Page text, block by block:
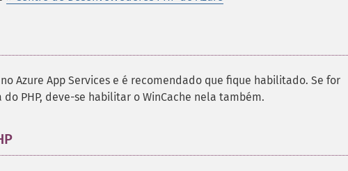
Azure App Services e é recomendado que fique habilitado. Se for
PHP, deve-se habilitar o WinCache nela também.